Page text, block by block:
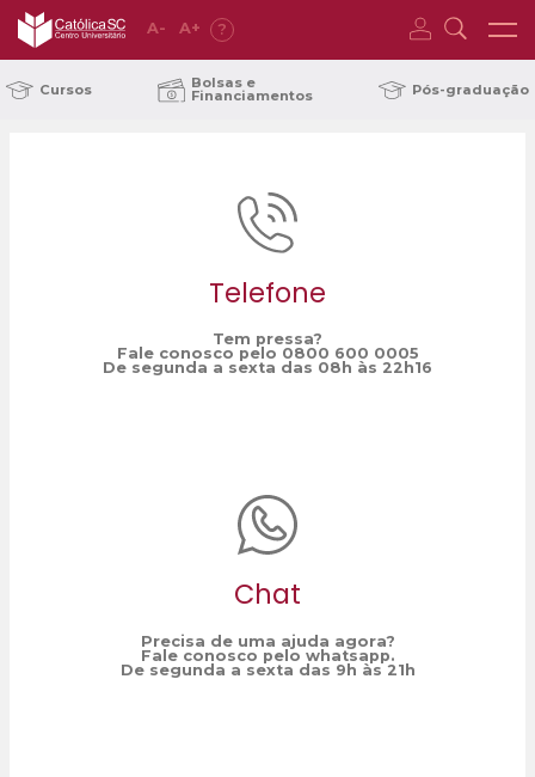
A- A+ ?
Cursos Bolsas e
Financiamentos Pós-graduação
Telefone
Tem pressa?
Fale conosco pelo 0800 600 0005
De segunda a sexta das 08h às 22h16
Chat
Precisa de uma ajuda agora?
Fale conosco pelo whatsapp.
De segunda a sexta das 9h às 21h